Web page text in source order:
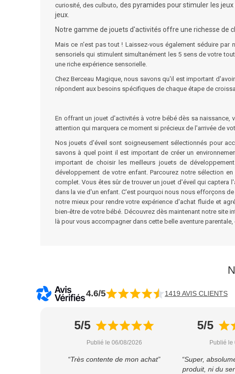
curiosité, desculbuto, des pyramidespour stimuler les
jeux.
Notre gamme de jouets d'activités offre une richesse de
Mais ce n'est pas tout ! Laissez-vous également séduire par
sensoriels qui stimulent simultanément les 5 sens de votre
une riche expérience sensorielle.
Chez Berceau Magique, nous savons qu'il est important
répondent aux besoins spécifiques de chaque étape de
En offrant un jouet d'activités à votre bébé dès sa
attention qui marquera ce moment si précieux de l'arrivée de
Nos jouets d'éveil sont soigneusement sélectionnés pour
savons à quel point il est important de créer un
important de choisir les meilleurs jouets de
développement de votre enfant. Parcourez notre sélection
complet. Vous êtes sûr de trouver un jouet d'éveil qui captera
dans la vie d'un enfant. C'est pourquoi nous nous efforçons
notre mieux pour rendre votre expérience d'achat fluide et
bien-être de votre bébé. Découvrez dès maintenant notre site
là pour vous accompagner dans cette belle aventure
4.6/5 1419 AVIS CLIENTS
5/5
Publié le 06/08/2026
“Très contente de mon achat”
5/5
Publié le
“Super,
produit, ni du